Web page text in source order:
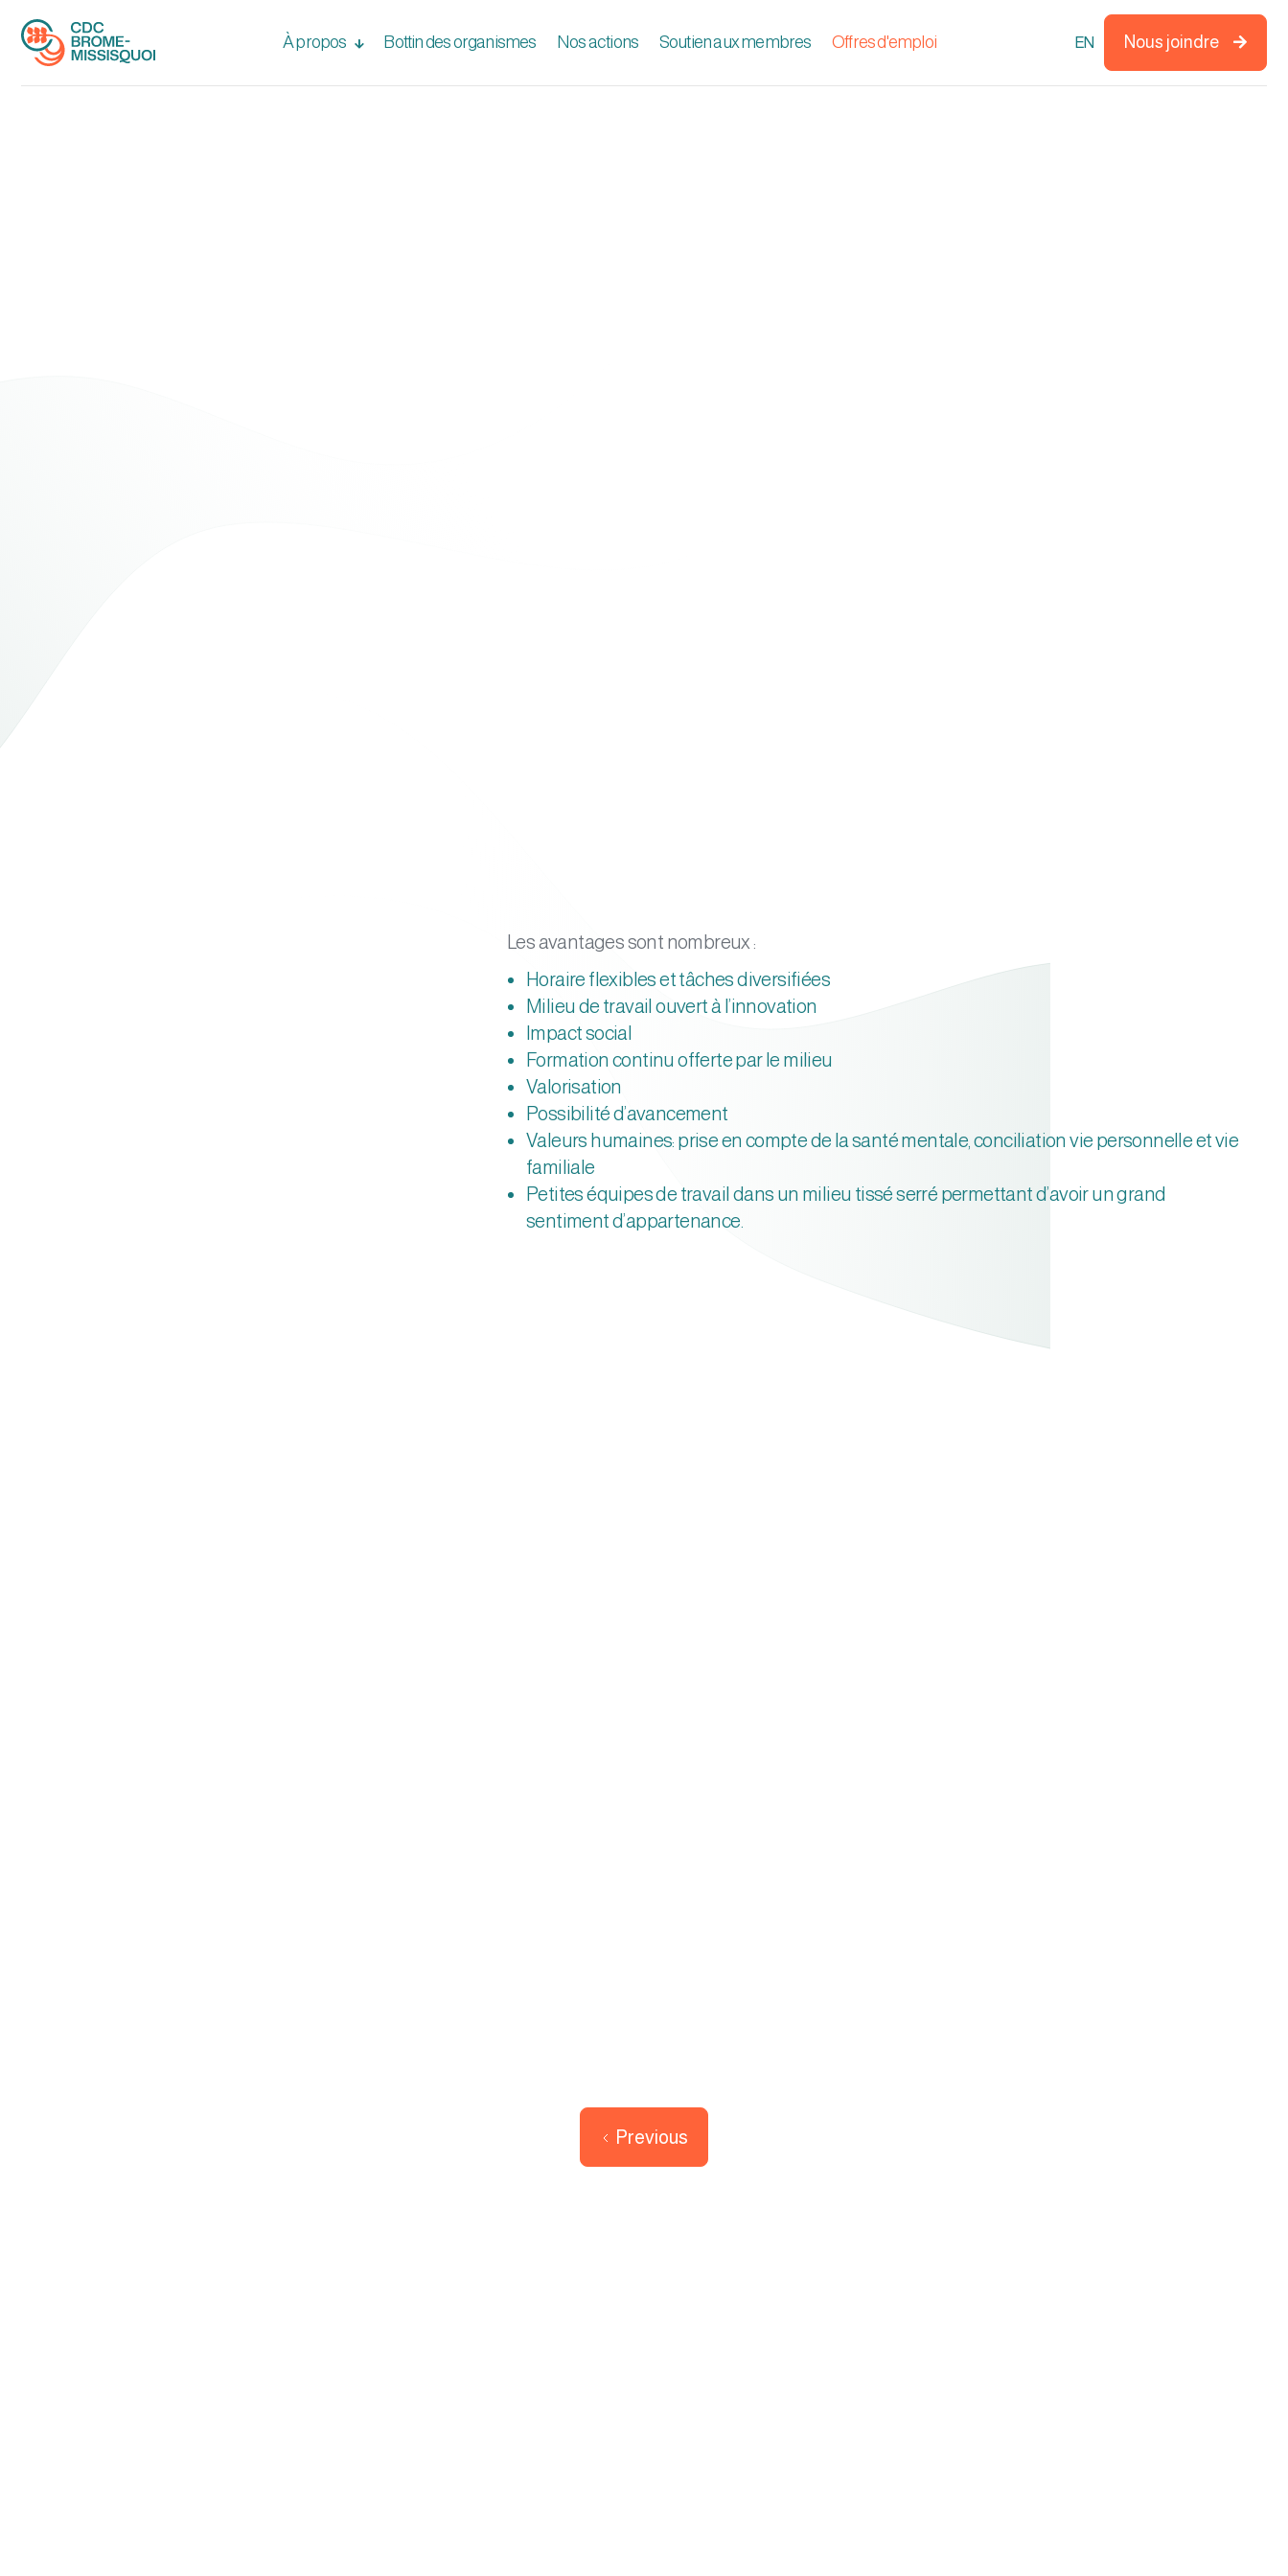
À propos  Bottin des organismes Nos actions Soutien aux membres Offres d'emploi EN Nous joindre 
Les avantages sont nombreux :
Horaire flexibles et tâches diversifiées
Milieu de travail ouvert à l’innovation
Impact social
Formation continu offerte par le milieu
Valorisation
Possibilité d’avancement
Valeurs humaines: prise en compte de la santé mentale, conciliation vie personnelle et vie
familiale
Petites équipes de travail dans un milieu tissé serré permettant d’avoir un grand
sentiment d’appartenance.
Previous